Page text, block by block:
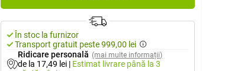
În stoc la furnizor
Transport gratuit peste 999,00 lei
Ridicare personală (mai multe informații)
de la 17,49 lei | Estimat livrare până la 3